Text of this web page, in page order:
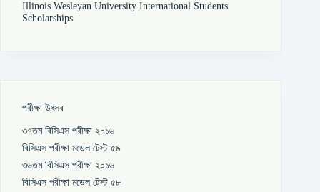
Illinois Wesleyan University International Students
Scholarships
পরীক্ষা উৎসব
৩৭তম বিসিএস পরীক্ষা ২০১৬
বিসিএস পরীক্ষা মডেল টেস্ট ৫৯
৩৬তম বিসিএস পরীক্ষা ২০১৬
বিসিএস পরীক্ষা মডেল টেস্ট ৫৮